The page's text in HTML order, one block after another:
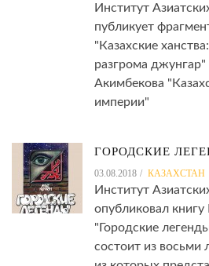
Институт
публикует
"Казахские
разгрома джунгар"
Акимбекова
империи"
ГОРОДСКИЕ
03.08.2018 КАЗАХСТАН
Институт
опубликовал
"Городские
состоит из восьми